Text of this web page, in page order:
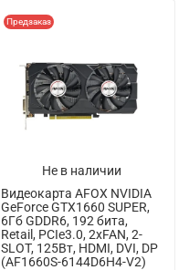
Не в наличии
Предзаказ
Видеокарта AFOX NVIDIA
GeForce GTX1660 SUPER,
6Гб GDDR6, 192 бита,
Retail, PCIe3.0, 2xFAN, 2-
SLOT, 125Вт, HDMI, DVI, DP
(AF1660S-6144D6H4-V2)